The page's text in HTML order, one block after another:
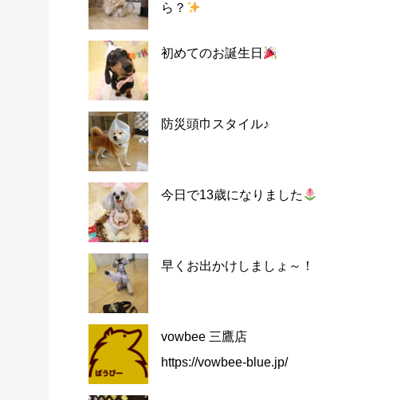
ら？
初めてのお誕生日
防災頭巾スタイル♪
今日で13歳になりました
早くお出かけしましょ～！
vowbee 三鷹店
https://vowbee-blue.jp/